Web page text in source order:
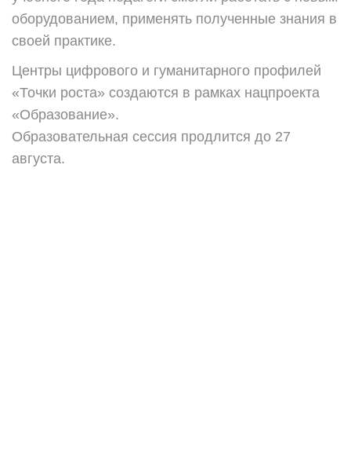
оборудованием, применять полученные знания в
своей практике.
Центры цифрового и гуманитарного профилей
«Точки роста» создаются в рамках нацпроекта
«Образование».
Образовательная сессия продлится до 27
августа.